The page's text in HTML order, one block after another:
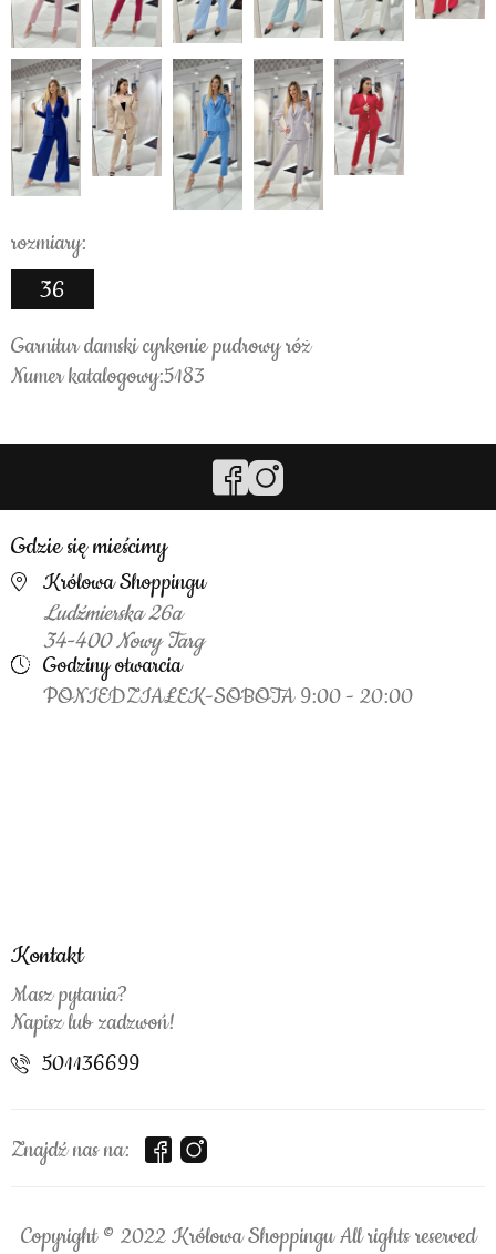
rozmiary:
36
Garnitur damski cyrkonie pudrowy róż
Numer katalogowy:5183
Gdzie się mieścimy
Królowa Shoppingu
Ludźmierska 26a
34-400 Nowy Targ
Godziny otwarcia
PONIEDZIAŁEK-SOBOTA 9:00 - 20:00
Kontakt
Masz pytania?
Napisz lub zadzwoń!
501136699
Znajdź nas na:
Copyright © 2022 Królowa Shoppingu All rights reserved